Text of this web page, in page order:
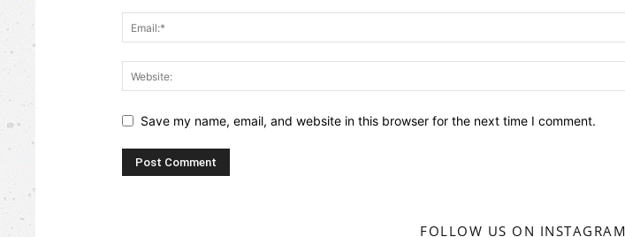
Save my name, email, and website in this browser for the next time I comment.
FOLLOW US ON INSTAGRAM